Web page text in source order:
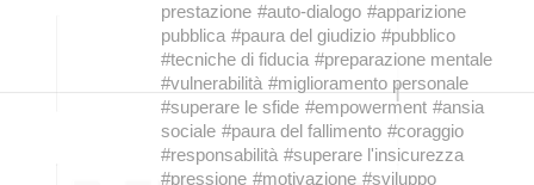
prestazione #auto-dialogo #apparizione
pubblica #paura del giudizio #pubblico
#tecniche di fiducia #preparazione mentale
#vulnerabilità #miglioramento personale
#superare le sfide #empowerment #ansia
sociale #paura del fallimento #coraggio
#responsabilità #superare l'insicurezza
#pressione #motivazione #sviluppo